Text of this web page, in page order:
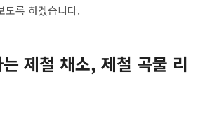
도록 하겠습니다.
제철 채소, 제철 곡물 리